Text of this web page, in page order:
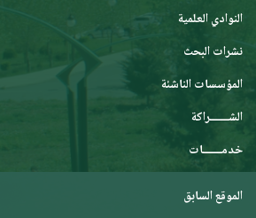
النوادي العلمية
نشرات البحث
المؤسسات الناشئة
الشـــــــراكة
خدمـــــــات
الموقع السابق